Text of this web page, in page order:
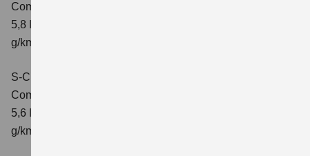
Comfort
5,8 l/100 km; kombinierter Wert der CO2-Emission: 132
g/km; CO2-Klasse: D
S-Cross 1.4 BOOSTERJET HYBRID ALLGRIP
Comfort
5,6 l/100 km; kombinierter Wert der CO2-Emission: 131
g/km; CO2-Klasse: D